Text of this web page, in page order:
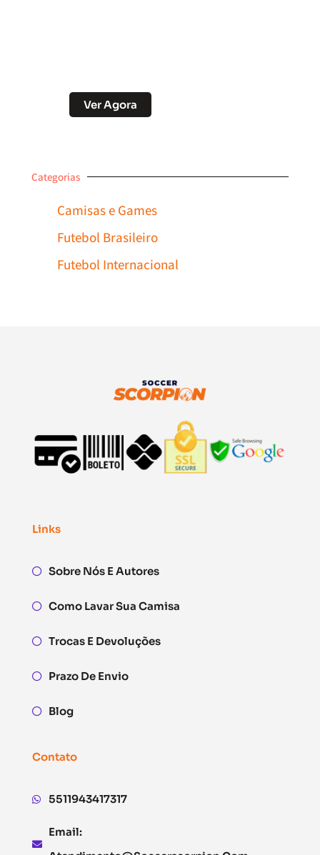
Ver Agora
Categorias
Camisas e Games
Futebol Brasileiro
Futebol Internacional
Links
Sobre Nós E Autores
Como Lavar Sua Camisa
Trocas E Devoluções
Prazo De Envio
Blog
Contato
5511943417317
Email: